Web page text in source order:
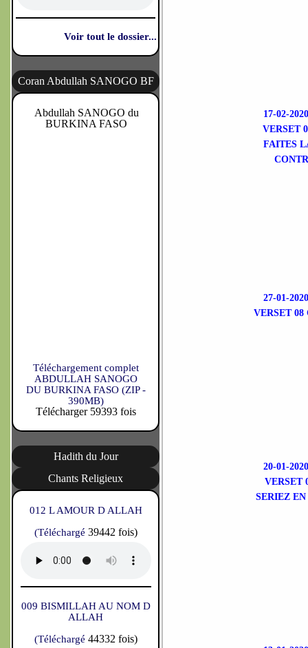
Voir tout le dossier...
Coran Abdullah SANOGO BF
Abdullah SANOGO du
BURKINA FASO
Téléchargement complet
ABDULLAH SANOGO
DU BURKINA FASO (ZIP -
390MB)
Télécharger 59393 fois
Hadith du Jour
Chants Religieux
012 L AMOUR D ALLAH
(Téléchargé 39442 fois)
009 BISMILLAH AU NOM D
ALLAH
(Téléchargé 44332 fois)
17-02-
VERSET
FAITES
27-01-
VERSET
20-01-
VERSET
SERIEZ